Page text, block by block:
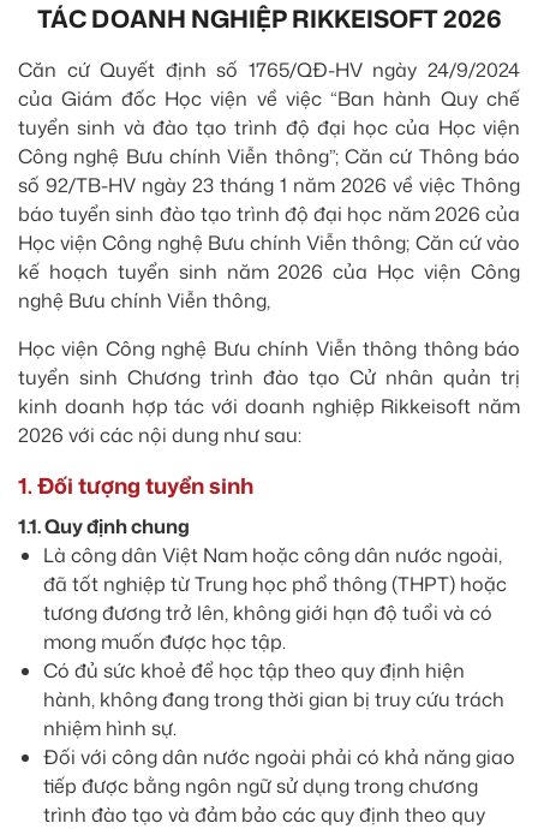
TÁC DOANH NGHIỆP RIKKEISOFT 2026
Căn cứ Quyết định số 1765/QĐ-HV ngày 24/9/2024
của Giám đốc Học viện về việc “Ban hành Quy chế
tuyển sinh và đào tạo trình độ đại học của Học viện
Công nghệ Bưu chính Viễn thông”; Căn cứ Thông báo
số 92/TB-HV ngày 23 tháng 1 năm 2026 về việc Thông
báo tuyển sinh đào tạo trình độ đại học năm 2026 của
Học viện Công nghệ Bưu chính Viễn thông; Căn cứ vào
kế hoạch tuyển sinh năm 2026 của Học viện Công
nghệ Bưu chính Viễn thông,
Học viện Công nghệ Bưu chính Viễn thông thông báo
tuyển sinh Chương trình đào tạo Cử nhân quản trị
kinh doanh hợp tác với doanh nghiệp Rikkeisoft năm
2026 với các nội dung như sau:
1. Đối tượng tuyển sinh
1.1. Quy định chung
Là công dân Việt Nam hoặc công dân nước ngoài,
đã tốt nghiệp từ Trung học phổ thông (THPT) hoặc
tương đương trở lên, không giới hạn độ tuổi và có
mong muốn được học tập.
Có đủ sức khoẻ để học tập theo quy định hiện
hành, không đang trong thời gian bị truy cứu trách
nhiệm hình sự.
Đối với công dân nước ngoài phải có khả năng giao
tiếp được bằng ngôn ngữ sử dụng trong chương
trình đào tạo và đảm bảo các quy định theo quy